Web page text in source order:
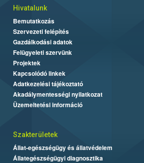
Hivatalunk
Bemutatkozás
Szervezeti felépítés
Gazdálkodási adatok
Felügyeleti szervünk
Projektek
Kapcsolódó linkek
Adatkezelési tájékoztató
Akadálymentességi nyilatkozat
Üzemeltetési információ
Szakterületek
Állat-egészségügy és állatvédelem
Állategészségügyi diagnosztika